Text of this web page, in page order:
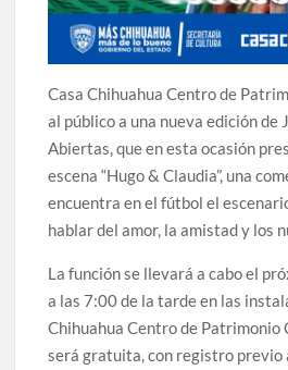
Casa Chihuahua Centro de
al público a una nueva edición de
Abiertas, que en esta ocasión
escena “Hugo & Claudia”, una
encuentra en el fútbol el
hablar del amor, la amistad y los
La función se llevará a cabo el
a las 7:00 de la tarde en las
Chihuahua Centro de Patrimonio
será gratuita, con registro previo